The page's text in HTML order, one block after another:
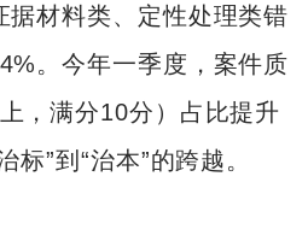
据材料类、定性处理类错
。今年一季度，案件质
，满分10分）占比提升
”到“治本”的跨越。